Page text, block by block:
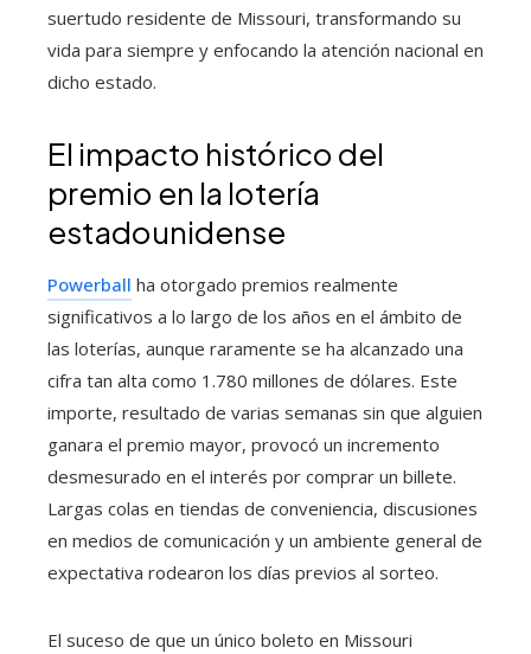
suertudo residente de Missouri, transformando su
vida para siempre y enfocando la atención nacional en
dicho estado.
El impacto histórico del
premio en la lotería
estadounidense
Powerball ha otorgado premios realmente
significativos a lo largo de los años en el ámbito de
las loterías, aunque raramente se ha alcanzado una
cifra tan alta como 1.780 millones de dólares. Este
importe, resultado de varias semanas sin que alguien
ganara el premio mayor, provocó un incremento
desmesurado en el interés por comprar un billete.
Largas colas en tiendas de conveniencia, discusiones
en medios de comunicación y un ambiente general de
expectativa rodearon los días previos al sorteo.
El suceso de que un único boleto en Missouri